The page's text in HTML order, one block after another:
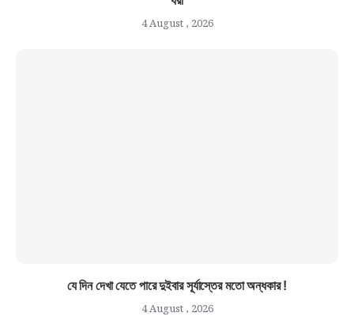
4 August , 2026
যে দিন দেখা যেতে পারে দুইবার সূর্যাস্তের মতো অন্ধকার !
4 August , 2026